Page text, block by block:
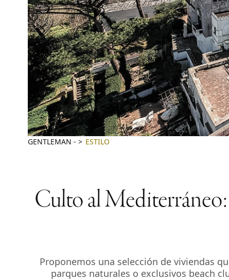
GENTLEMAN - ESTILO
Culto al
Proponemos una selección de viviendas
parques naturales o exclusivos beach